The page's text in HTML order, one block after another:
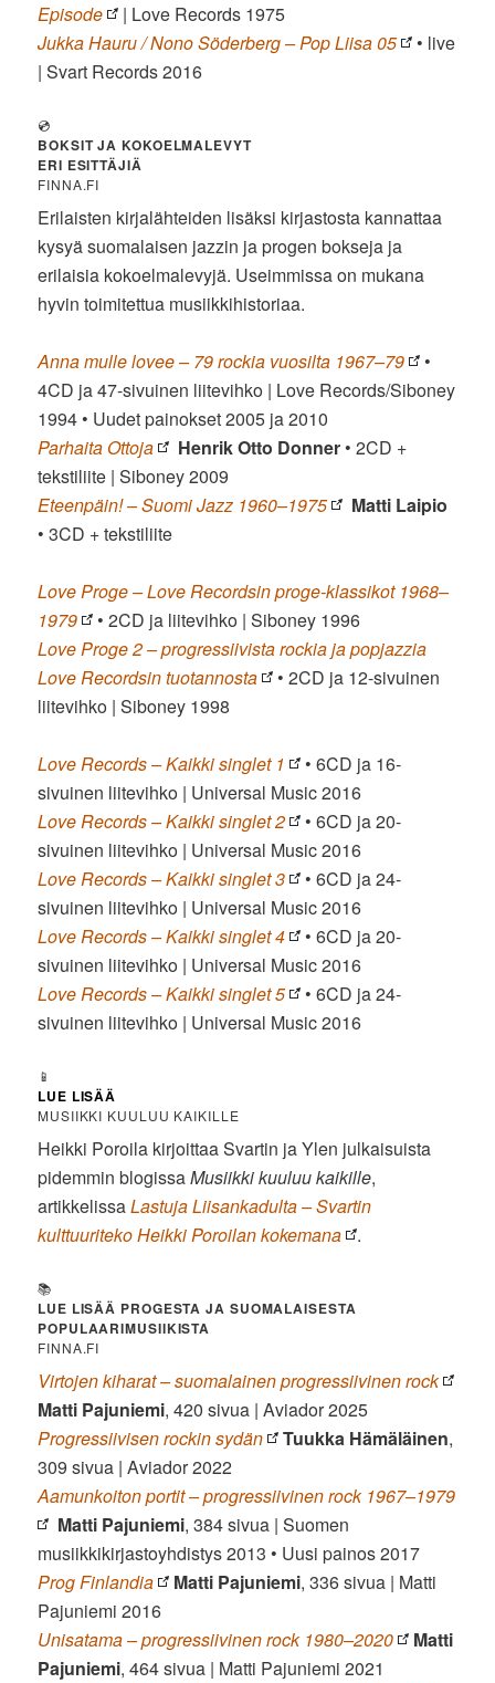
Episode
| Love Records 1975
Jukka Hauru / Nono Söderberg – Pop Liisa 05
• live
| Svart Records 2016
💿
BOKSIT JA KOKOELMALEVYT
ERI ESITTÄJIÄ
FINNA.FI
Erilaisten kirjalähteiden lisäksi kirjastosta kannattaa
kysyä suomalaisen jazzin ja progen bokseja ja
erilaisia kokoelmalevyjä. Useimmissa on mukana
hyvin toimitettua musiikkihistoriaa.
Anna mulle lovee – 79 rockia vuosilta 1967–79
•
4CD ja 47-sivuinen liitevihko | Love Records/Siboney
1994 • Uudet painokset 2005 ja 2010
Parhaita Ottoja
Henrik Otto Donner • 2CD +
tekstiliite | Siboney 2009
Eteenpäin! – Suomi Jazz 1960–1975
Matti Laipio
• 3CD + tekstiliite
Love Proge – Love Recordsin proge-klassikot 1968–
1979
• 2CD ja liitevihko | Siboney 1996
Love Proge 2 – progressiivista rockia ja popjazzia
Love Recordsin tuotannosta
• 2CD ja 12-sivuinen
liitevihko | Siboney 1998
Love Records – Kaikki singlet 1
• 6CD ja 16-
sivuinen liitevihko | Universal Music 2016
Love Records – Kaikki singlet 2
• 6CD ja 20-
sivuinen liitevihko | Universal Music 2016
Love Records – Kaikki singlet 3
• 6CD ja 24-
sivuinen liitevihko | Universal Music 2016
Love Records – Kaikki singlet 4
• 6CD ja 20-
sivuinen liitevihko | Universal Music 2016
Love Records – Kaikki singlet 5
• 6CD ja 24-
sivuinen liitevihko | Universal Music 2016
📱
LUE LISÄÄ
MUSIIKKI KUULUU KAIKILLE
Heikki Poroila kirjoittaa Svartin ja Ylen julkaisuista
pidemmin blogissaMusiikki kuuluu kaikille,
artikkelissaLastuja Liisankadulta – Svartin
kulttuuriteko Heikki Poroilan kokemana
.
📚
LUE LISÄÄ PROGESTA JA SUOMALAISESTA
POPULAARIMUSIIKISTA
FINNA.FI
Virtojen kiharat – suomalainen progressiivinen rock
Matti Pajuniemi, 420 sivua | Aviador 2025
Progressiivisen rockin sydän
Tuukka Hämäläinen,
309 sivua | Aviador 2022
Aamunkoiton portit – progressiivinen rock 1967–1979
Matti Pajuniemi, 384 sivua | Suomen
musiikkikirjastoyhdistys 2013 • Uusi painos 2017
Prog Finlandia
Matti Pajuniemi, 336 sivua | Matti
Pajuniemi 2016
Unisatama – progressiivinen rock 1980–2020
Matti
Pajuniemi, 464 sivua | Matti Pajuniemi 2021